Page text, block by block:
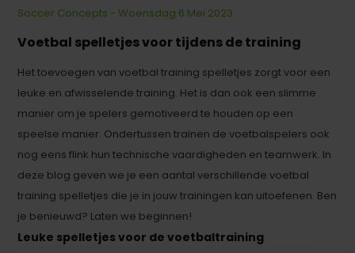
Soccer Concepts - Woensdag 6 Mei 2023
Voetbal spelletjes voor tijdens de training
Het toevoegen van voetbal training spelletjes zorgt voor een
leuke en afwisselende training. Het is dan ook een slimme
manier om je spelers gemotiveerd te houden op een
speelse manier. Ondertussen trainen de voetbalspelers ook
nog eens flink hun technische vaardigheden en teamwerk. In
deze blog geven we je een aantal verschillende voetbal
training spelletjes die je in jouw trainingen kan uitoefenen. Ben
je benieuwd? Laten we beginnen!
Leuke spelletjes voor de voetbaltraining